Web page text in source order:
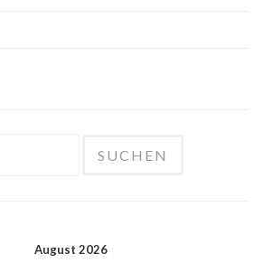
August 2026